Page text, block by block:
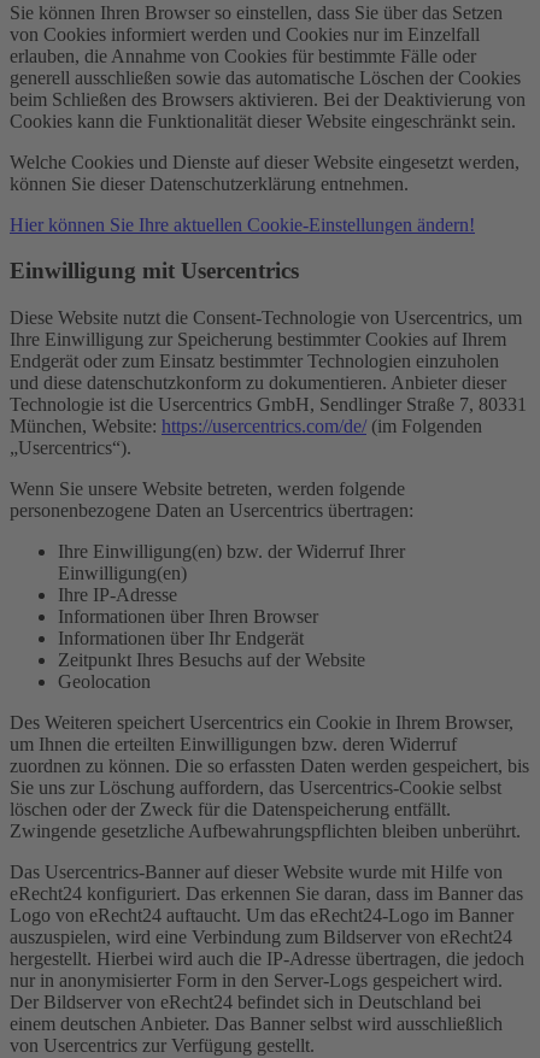
Sie können Ihren Browser so einstellen, dass Sie über das Setzen
von Cookies informiert werden und Cookies nur im Einzelfall
erlauben, die Annahme von Cookies für bestimmte Fälle oder
generell ausschließen sowie das automatische Löschen der Cookies
beim Schließen des Browsers aktivieren. Bei der Deaktivierung von
Cookies kann die Funktionalität dieser Website eingeschränkt sein.
Welche Cookies und Dienste auf dieser Website eingesetzt werden,
können Sie dieser Datenschutzerklärung entnehmen.
Hier können Sie Ihre aktuellen Cookie-Einstellungen ändern!
Einwilligung mit Usercentrics
Diese Website nutzt die Consent-Technologie von Usercentrics, um
Ihre Einwilligung zur Speicherung bestimmter Cookies auf Ihrem
Endgerät oder zum Einsatz bestimmter Technologien einzuholen
und diese datenschutzkonform zu dokumentieren. Anbieter dieser
Technologie ist die Usercentrics GmbH, Sendlinger Straße 7, 80331
München, Website: https://usercentrics.com/de/ (im Folgenden
„Usercentrics“).
Wenn Sie unsere Website betreten, werden folgende
personenbezogene Daten an Usercentrics übertragen:
Ihre Einwilligung(en) bzw. der Widerruf Ihrer
Einwilligung(en)
Ihre IP-Adresse
Informationen über Ihren Browser
Informationen über Ihr Endgerät
Zeitpunkt Ihres Besuchs auf der Website
Geolocation
Des Weiteren speichert Usercentrics ein Cookie in Ihrem Browser,
um Ihnen die erteilten Einwilligungen bzw. deren Widerruf
zuordnen zu können. Die so erfassten Daten werden gespeichert, bis
Sie uns zur Löschung auffordern, das Usercentrics-Cookie selbst
löschen oder der Zweck für die Datenspeicherung entfällt.
Zwingende gesetzliche Aufbewahrungspflichten bleiben unberührt.
Das Usercentrics-Banner auf dieser Website wurde mit Hilfe von
eRecht24 konfiguriert. Das erkennen Sie daran, dass im Banner das
Logo von eRecht24 auftaucht. Um das eRecht24-Logo im Banner
auszuspielen, wird eine Verbindung zum Bildserver von eRecht24
hergestellt. Hierbei wird auch die IP-Adresse übertragen, die jedoch
nur in anonymisierter Form in den Server-Logs gespeichert wird.
Der Bildserver von eRecht24 befindet sich in Deutschland bei
einem deutschen Anbieter. Das Banner selbst wird ausschließlich
von Usercentrics zur Verfügung gestellt.